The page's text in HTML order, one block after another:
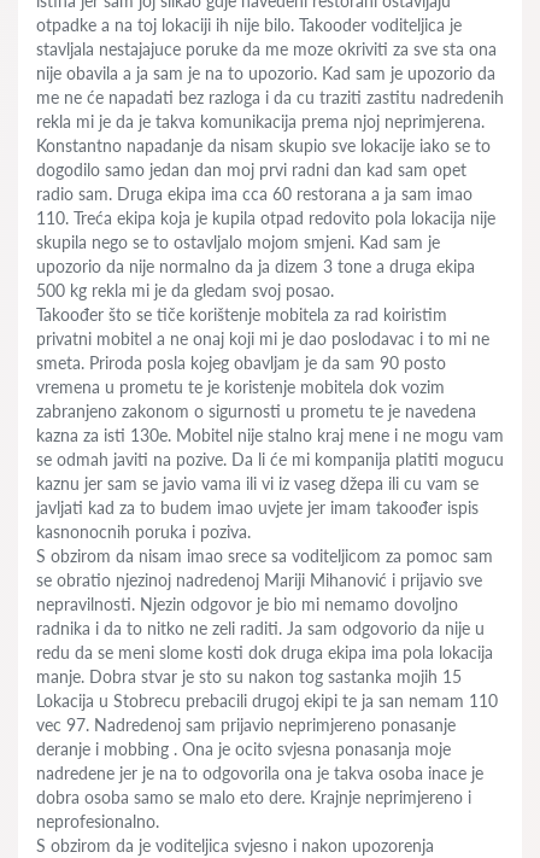
otpadke a na toj lokaciji ih nije bilo. Takooder voditeljica je
stavljala nestajajuce poruke da me moze okriviti za sve sta ona
nije obavila a ja sam je na to upozorio. Kad sam je upozorio da
me ne će napadati bez razloga i da cu traziti zastitu nadredenih
rekla mi je da je takva komunikacija prema njoj neprimjerena.
Konstantno napadanje da nisam skupio sve lokacije iako se to
dogodilo samo jedan dan moj prvi radni dan kad sam opet
radio sam. Druga ekipa ima cca 60 restorana a ja sam imao
110. Treća ekipa koja je kupila otpad redovito pola lokacija nije
skupila nego se to ostavljalo mojom smjeni. Kad sam je
upozorio da nije normalno da ja dizem 3 tone a druga ekipa
500 kg rekla mi je da gledam svoj posao.
Takoođer što se tiče korištenje mobitela za rad koiristim
privatni mobitel a ne onaj koji mi je dao poslodavac i to mi ne
smeta. Priroda posla kojeg obavljam je da sam 90 posto
vremena u prometu te je koristenje mobitela dok vozim
zabranjeno zakonom o sigurnosti u prometu te je navedena
kazna za isti 130e. Mobitel nije stalno kraj mene i ne mogu vam
se odmah javiti na pozive. Da li će mi kompanija platiti mogucu
kaznu jer sam se javio vama ili vi iz vaseg džepa ili cu vam se
javljati kad za to budem imao uvjete jer imam takoođer ispis
kasnonocnih poruka i poziva.
S obzirom da nisam imao srece sa voditeljicom za pomoc sam
se obratio njezinoj nadredenoj Mariji Mihanović i prijavio sve
nepravilnosti. Njezin odgovor je bio mi nemamo dovoljno
radnika i da to nitko ne zeli raditi. Ja sam odgovorio da nije u
redu da se meni slome kosti dok druga ekipa ima pola lokacija
manje. Dobra stvar je sto su nakon tog sastanka mojih 15
Lokacija u Stobrecu prebacili drugoj ekipi te ja san nemam 110
vec 97. Nadredenoj sam prijavio neprimjereno ponasanje
deranje i mobbing . Ona je ocito svjesna ponasanja moje
nadredene jer je na to odgovorila ona je takva osoba inace je
dobra osoba samo se malo eto dere. Krajnje neprimjereno i
neprofesionalno.
S obzirom da je voditeljica svjesno i nakon upozorenja